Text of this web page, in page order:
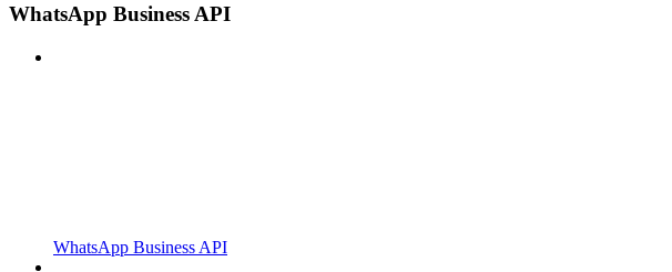
WhatsApp Business API
WhatsApp Business API